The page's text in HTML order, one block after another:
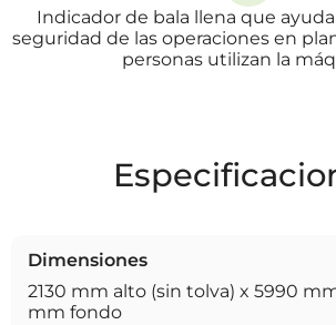
Indicador de bala llena que
seguridad de las operaciones en
personas utilizan la
Dimensiones
2130 mm alto (sin tolva) x 5990
mm fondo